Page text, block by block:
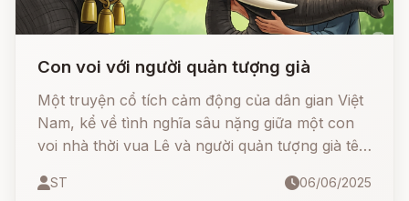
Con voi với người quản tượng già
Một truyện cổ tích cảm động của dân gian Việt
Nam, kể về tình nghĩa sâu nặng giữa một con
voi nhà thời vua Lê và người quản tượng già tên
voi chia xa, tình nghĩa vẫn còn đó – chân
ST 06/06/2025